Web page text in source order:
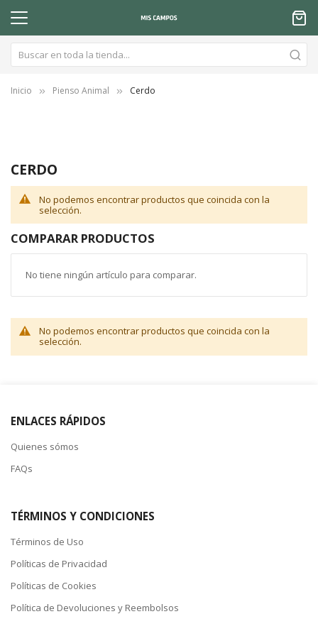
Inicio Pienso Animal Cerdo
CERDO
No podemos encontrar productos que coincida con la
selección.
COMPARAR PRODUCTOS
No tiene ningún artículo para comparar.
No podemos encontrar productos que coincida con la
selección.
ENLACES RÁPIDOS
Quienes sómos
FAQs
TÉRMINOS Y CONDICIONES
Términos de Uso
Políticas de Privacidad
Políticas de Cookies
Política de Devoluciones y Reembolsos